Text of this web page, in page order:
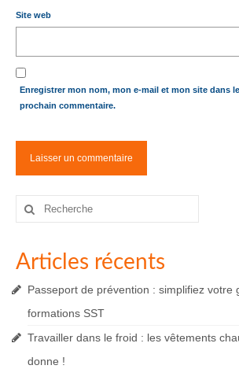
Site web
Enregistrer mon nom, mon e-mail et mon site dans
prochain commentaire.
Rechercher
Articles récents
Passeport de prévention : simplifiez votre
formations SST
Travailler dans le froid : les vêtements
donne !